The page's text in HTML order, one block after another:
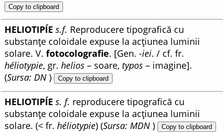
Copy to clipboard
HELIOTIPÍE s.f. Reproducere tipografică cu
substanțe coloidale expuse la acțiunea luminii
solare. V.fotocolografie. [Gen.-iei. / cf. fr.
héliotypie, gr.helios – soare, typos – imagine].
(Sursa: DN ) Copy to clipboard
HELIOTIPÍE s. f. reproducere tipografică cu
substanțe coloidale expuse la acțiunea luminii
solare. (< fr.héliotypie) (Sursa: MDN ) Copy to clipboard